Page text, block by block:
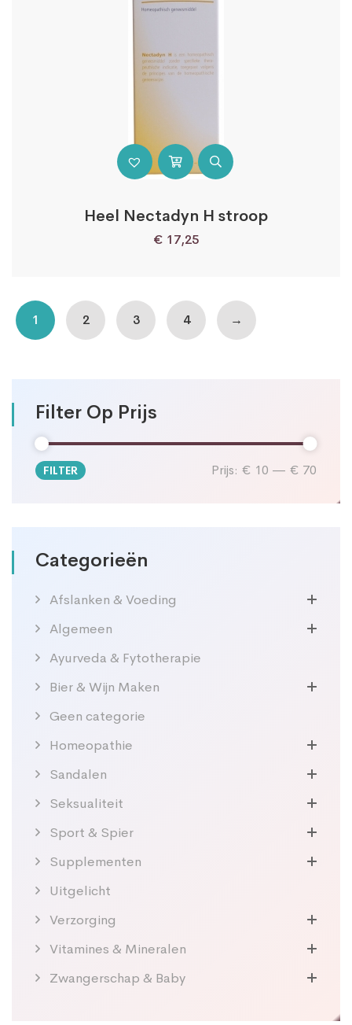
Filter Op Prijs
Min.
Max.
FILTER Prijs: € 10 — € 70
Categorieën
Afslanken & Voeding
Algemeen
Ayurveda & Fytotherapie
Bier & Wijn Maken
Geen categorie
Homeopathie
Sandalen
Seksualiteit
Sport & Spier
Supplementen
Uitgelicht
Verzorging
Vitamines & Mineralen
Zwangerschap & Baby
Heel Nectadyn H stroop
€ 17,25
1 2 3 4 →